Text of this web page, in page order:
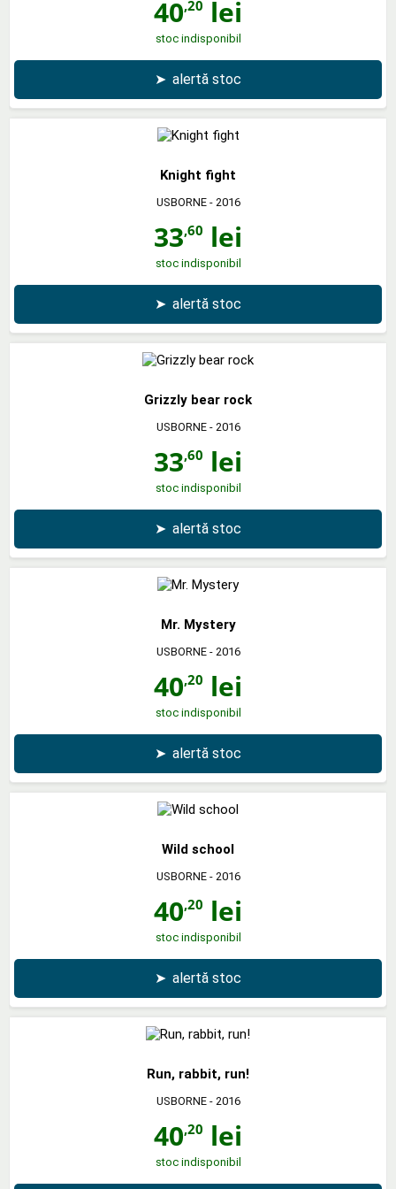
40,20 lei
stoc indisponibil
➤ alertă stoc
Knight fight
USBORNE- 2016
33,60 lei
stoc indisponibil
➤ alertă stoc
Grizzly bear rock
USBORNE- 2016
33,60 lei
stoc indisponibil
➤ alertă stoc
Mr. Mystery
USBORNE- 2016
40,20 lei
stoc indisponibil
➤ alertă stoc
Wild school
USBORNE- 2016
40,20 lei
stoc indisponibil
➤ alertă stoc
Run, rabbit, run!
USBORNE- 2016
40,20 lei
stoc indisponibil